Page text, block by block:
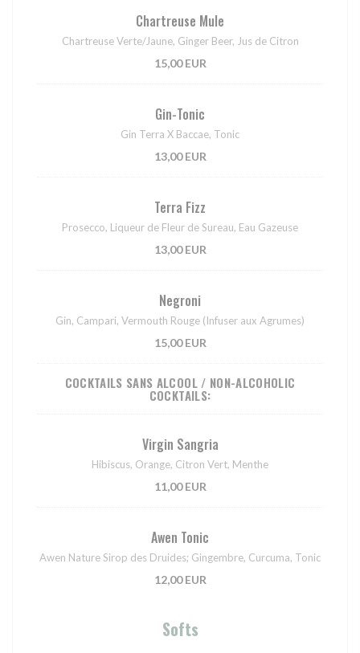
Chartreuse Mule
Chartreuse Verte/Jaune, Ginger Beer, Jus de Citron
15,00 EUR
Gin-Tonic
Gin Terra X Baccae, Tonic
13,00 EUR
Terra Fizz
Prosecco, Liqueur de Fleur de Sureau, Eau Gazeuse
13,00 EUR
Negroni
Gin, Campari, Vermouth Rouge (Infuser aux Agrumes)
15,00 EUR
COCKTAILS SANS ALCOOL / NON-ALCOHOLIC
COCKTAILS:
Virgin Sangria
Hibiscus, Orange, Citron Vert, Menthe
11,00 EUR
Awen Tonic
Awen Nature Sirop des Druides; Gingembre, Curcuma, Tonic
12,00 EUR
Softs